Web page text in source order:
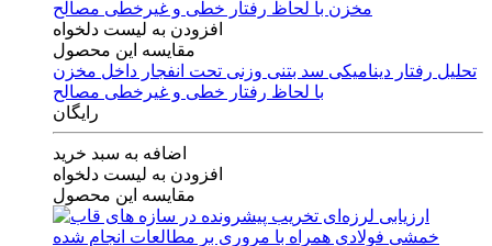
افزودن به لیست دلخواه
مقایسه این محصول
تحلیل رفتار دینامیکی سد بتنی وزنی تحت انفجار داخل مخزن
با لحاظ رفتار خطی و غیرخطی مصالح
رایگان
اضافه به سبد خرید
افزودن به لیست دلخواه
مقایسه این محصول